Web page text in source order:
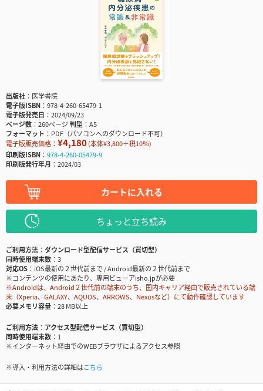
出版社
医学書院
電子版ISBN
978-4-260-65479-1
電子版発売日
2024/09/23
ページ数
260ページ判型
A5
フォーマット
PDF（パソコンへのダウンロード不可）
電子版販売価格： ¥4,180(本体¥3,800＋税10％)
印刷版ISBN
978-4-260-05479-9
印刷版発行年月
2024/03
カートに入れる
ちょっと立ち読み
ご利用方法
ダウンロード型配信サービス（買切型）
同時使用端末数
3
対応OS
iOS最新の２世代前まで / Android最新の２世代前まで
※コンテンツの使用にあたり、専用ビューアisho.jpが必要
※Androidは、Android２世代前の端末のうち、国内キャリア経由で販売されている端
末（Xperia、GALAXY、AQUOS、ARROWS、Nexusなど）にて動作確認しています
必要メモリ容量
28 MB以上
ご利用方法
アクセス型配信サービス（買切型）
同時使用端末数
1
※インターネット経由でのWEBブラウザによるアクセス参照
※導入・利用方法の詳細はこちら